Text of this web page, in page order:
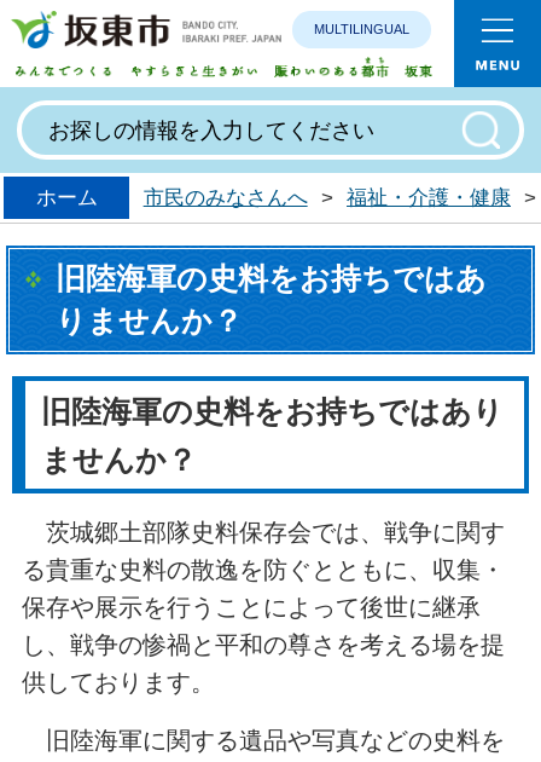
みんなで
MULTILINGUAL
ホーム 市民のみなさんへ > 福祉・介護・健康 >
旧陸海軍の史料をお持ちではあ
りませんか？
旧陸海軍の史料をお持ちではあり
ませんか？
茨城郷土部隊史料保存会では、戦争に関す
る貴重な史料の散逸を防ぐとともに、収集・
保存や展示を行うことによって後世に継承
し、戦争の惨禍と平和の尊さを考える場を提
供しております。
旧陸海軍に関する遺品や写真などの史料を